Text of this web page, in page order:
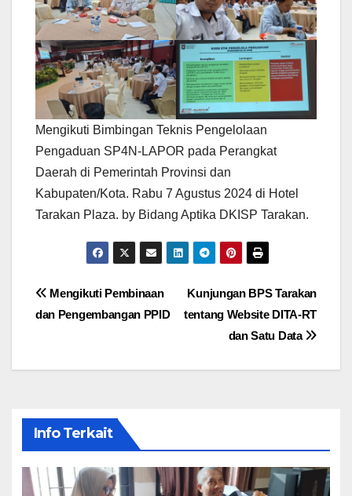
Mengikuti Bimbingan Teknis Pengelolaan
Pengaduan SP4N-LAPOR pada Perangkat
Daerah di Pemerintah Provinsi dan
Kabupaten/Kota. Rabu 7 Agustus 2024 di Hotel
Tarakan Plaza. by Bidang Aptika DKISP Tarakan.
Navigasi
Kunjungan BPS Tarakan
tentang Website DITA-RT
dan Satu Data
Mengikuti Pembinaan
dan Pengembangan PPID
Info Terkait